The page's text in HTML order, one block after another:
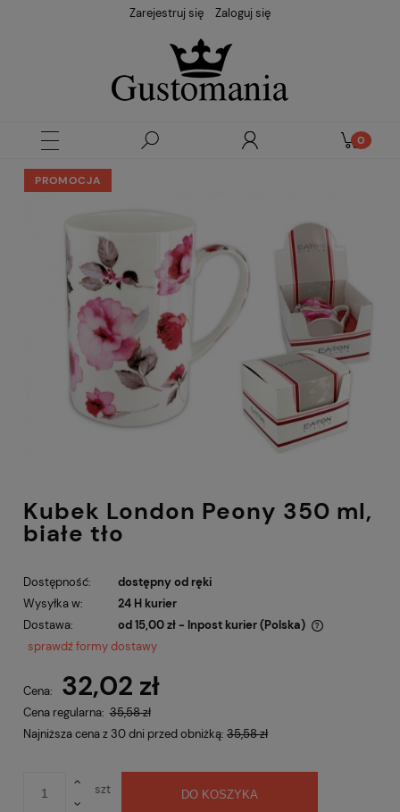
Zarejestruj się Zaloguj się
PROMOCJA
Kubek London Peony 350 ml,
białe tło
Dostępność:
dostępny od ręki
Wysyłka w:
24 H kurier
Dostawa:
od 15,00 zł - Inpost kurier (Polska)
Cena nie zawiera ewentualnych kosztów płatności
sprawdź formy dostawy
Cena: 32,02 zł
Cena regularna: 35,58 zł
Najniższa cena z 30 dni przed obniżką: 35,58 zł
szt DO KOSZYKA